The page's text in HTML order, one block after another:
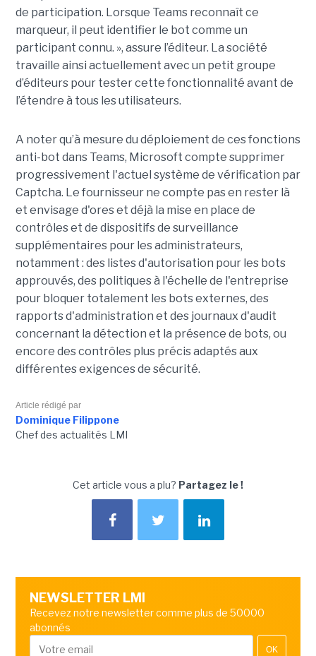
de participation. Lorsque Teams reconnaît ce
marqueur, il peut identifier le bot comme un
participant connu. », assure l’éditeur. La société
travaille ainsi actuellement avec un petit groupe
d’éditeurs pour tester cette fonctionnalité avant de
l’étendre à tous les utilisateurs.
A noter qu’à mesure du déploiement de ces fonctions
anti-bot dans Teams, Microsoft compte supprimer
progressivement l'actuel système de vérification par
Captcha. Le fournisseur ne compte pas en rester là
et envisage d'ores et déjà la mise en place de
contrôles et de dispositifs de surveillance
supplémentaires pour les administrateurs,
notamment : des listes d'autorisation pour les bots
approuvés, des politiques à l'échelle de l'entreprise
pour bloquer totalement les bots externes, des
rapports d'administration et des journaux d'audit
concernant la détection et la présence de bots, ou
encore des contrôles plus précis adaptés aux
différentes exigences de sécurité.
Article rédigé par
Dominique Filippone
Chef des actualités LMI
Cet article vous a plu? Partagez le !
NEWSLETTER LMI
Recevez notre newsletter comme plus de 50000
abonnés
OK